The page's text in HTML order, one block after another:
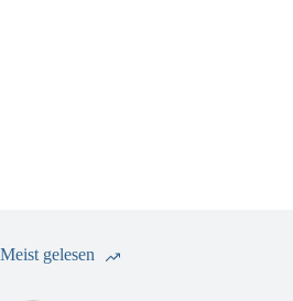
Meist gelesen